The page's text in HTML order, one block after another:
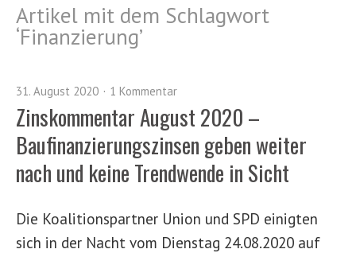
Artikel mit dem Schlagwort
‘Finanzierung’
31. August 2020 1 Kommentar
Zinskommentar August 2020 –
Baufinanzierungszinsen geben weiter
nach und keine Trendwende in Sicht
Die Koalitionspartner Union und SPD einigten
sich in der Nacht vom Dienstag 24.08.2020 auf